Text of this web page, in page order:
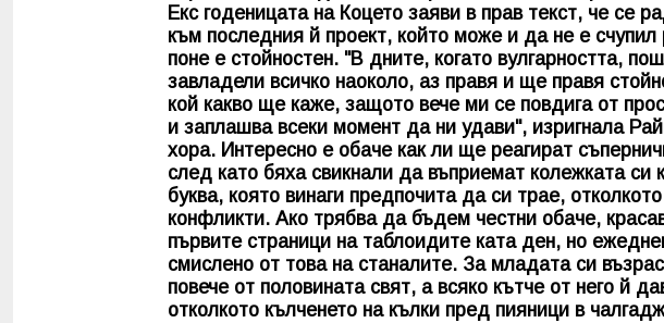
Екс годеницата на Коцето заяви в прав текст, че се
към последния й проект, който може и да не е
поне е стойностен. "В дните, когато вулгарността,
завладели всичко наоколо, аз правя и ще правя
кой какво ще каже, защото вече ми се повдига от
и заплашва всеки момент да ни удави", изригнала
хора. Интересно е обаче как ли ще реагират
след като бяха свикнали да въприемат колежката си
буква, която винаги предпочита да си трае,
конфликти. Ако трябва да бъдем честни обаче,
първите страници на таблоидите ката ден, но
смислено от това на станалите. За младата си
повече от половината свят, а всяко кътче от него й
отколкото кълченето на кълки пред пияници в